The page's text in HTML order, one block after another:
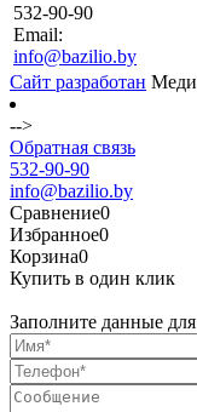
532-90-90
Email:
info@bazilio.by
Сайт разработан
-->
Обратная связь
532-90-90
info@bazilio.by
Сравнение0
Избранное0
Корзина0
Купить в один клик
Заполните данные для